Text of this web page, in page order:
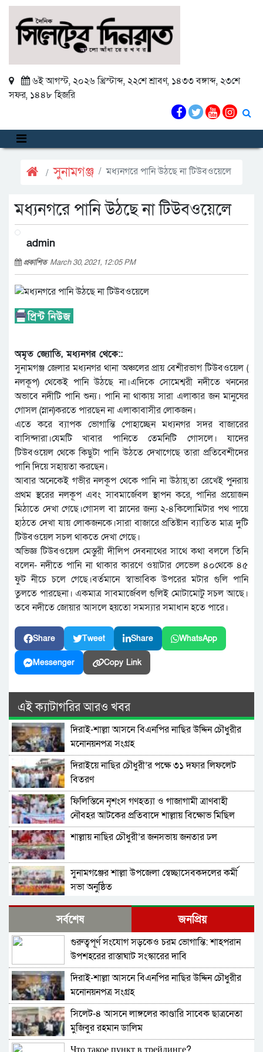
৬ই আগস্ট, ২০২৬ খ্রিস্টাব্দ, ২২শে শ্রাবণ, ১৪৩৩ বঙ্গাব্দ, ২৩শে
সফর, ১৪৪৮ হিজরি
সুনামগঞ্জ মধ্যনগরে পানি উঠছে না টিউবওয়েলে
মধ্যনগরে পানি উঠছে না টিউবওয়েলে
admin
প্রকাশিত March 30, 2021, 12:05 PM
অমৃত জ্যোতি, মধ্যনগর থেকে::
সুনামগঞ্জ জেলার মধ্যনগর থানা অঞ্চলের প্রায় বেশীরভাগ টিউবওয়েল (
নলকূপ) থেকেই পানি উঠছে না।এদিকে সোমেশ্বরী নদীতে খননের
অভাবে নদীটি পানি শুন্য। পানি না থাকায় সারা এলাকার জন মানুষের
গোসল (স্নান)করতে পারছেন না এলাকাবাসীর লোকজন।
এতে করে ব্যাপক ভোগান্তি পোহাচ্ছেন মধ্যনগর সদর বাজারের
বাসিন্দারা।যেমটি খাবার পানিতে তেমনিটি গোসলে। যাদের
টিউবওয়েল থেকে কিছুটা পানি উঠতে দেখাগেছে তারা প্রতিবেশীদের
পানি দিয়ে সহায়তা করছেন।
আবার অনেকেই গভীর নলকূপ থেকে পানি না উঠায়,তা রেখেই পুনরায়
প্রথম স্থরের নলকূপ এবং সাবমার্জেবল স্থাপন করে, পানির প্রয়োজন
মিঠাতে দেখা গেছে।গোসল বা স্নানের জন্য ২-৪কিলোমিটার পথ পায়ে
হাঠতে দেখা যায় লোকজনকে।সারা বাজারে প্রতিষ্টান ব্যাতিত মাত্র দুটি
টিউবওয়েল সচল থাকতে দেখা গেছে।
অভিজ্ঞ টিউবওয়েল মেস্তুরী দীলিপ দেবনাথের সাথে কথা বললে তিনি
বলেন- নদীতে পানি না থাকার কারণে ওয়াটার লেভেল ৪০থেকে ৪৫
ফুট নীচে চলে গেছে।বর্তমানে স্বাভাবিক উপরের মটার গুলি পানি
তুলতে পারছেনা। একমাত্র সাবমার্জেবল গুলিই মোটামোটু সচল আছে।
তবে নদীতে জোয়ার আসলে হয়তো সমস্যার সমাধান হতে পারে।
Share Tweet Share WhatsApp
Messenger Copy Link
এই ক্যাটাগরির আরও খবর
দিরাই-শাল্লা আসনে বিএনপির নাছির উদ্দিন চৌধুরীর
মনোনয়নপত্র সংগ্রহ
দিরাইয়ে নাছির চৌধুরী’র পক্ষে ৩১ দফার লিফলেট
বিতরণ
ফিলিস্তিনে নৃশংস গণহত্যা ও গাজাগামী ত্রাণবাহী
নৌবহর আটকের প্রতিবাদে শাল্লায় বিক্ষোভ মিছিল
শাল্লায় নাছির চৌধুরী’র জনসভায় জনতার ঢল
সুনামগঞ্জের শাল্লা উপজেলা স্বেচ্ছাসেবকদলের কর্মী
সভা অনুষ্ঠিত
দিরাইয়ে মাওলানা মুশতাক গাজীনগরীর হত্যার
প্রতিবাদে বিক্ষোভ মিছিল ও সমাবেশ অনুষ্ঠিত
শাল্লায় স্বেচ্চায় রক্তদানের ছোট উদ্যোগ থেকে সুদৃঢ়
মানবিক নেটওয়ার্ক
শাল্লায় বিএনপির প্রতিষ্ঠাবার্ষিকী পালিত
নাশকতার মামলায় বিএনপির ৫২ নেতাকর্মী
আসামি,বিএনপি সেক্রেটারী প্রার্থী সহোদর আ,লীগ
নেতা ওই মামলার প্রধান সাক্ষী!
সর্বশেষ জনপ্রিয়
গুরুত্বপূর্ণ সংযোগ সড়কেও চরম ভোগান্তি: শাহপরান
উপশহরের রাস্তাঘাট সংস্কারের দাবি
দিরাই-শাল্লা আসনে বিএনপির নাছির উদ্দিন চৌধুরীর
মনোনয়নপত্র সংগ্রহ
সিলেট-৪ আসনে লাঙ্গলের কাণ্ডারি সাবেক ছাত্রনেতা
মুজিবুর রহমান ডালিম